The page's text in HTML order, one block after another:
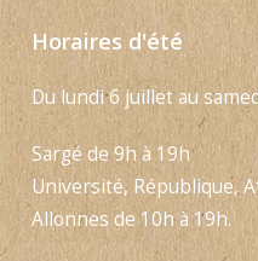
Horaires d'été
Du lundi 6 juillet au
Sargé de 9h à 19h
Université, République,
Allonnes de 10h à 19h.